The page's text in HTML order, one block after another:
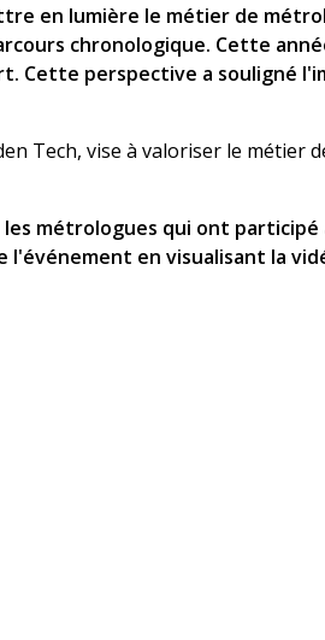
en lumière le métier de
chronologique. Cette
Cette perspective a souligné
Tech, vise à valoriser le
métrologues qui ont
l'événement en visualisant la